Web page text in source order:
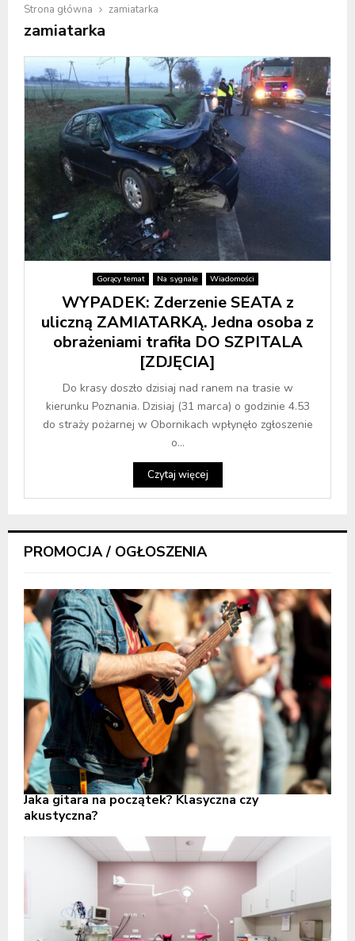
Strona główna zamiatarka
zamiatarka
Gorący temat Na sygnale Wiadomości
WYPADEK: Zderzenie SEATA z
uliczną ZAMIATARKĄ. Jedna osoba z
obrażeniami trafiła DO SZPITALA
[ZDJĘCIA]
Do krasy doszło dzisiaj nad ranem na trasie w
kierunku Poznania. Dzisiaj (31 marca) o godzinie 4.53
do straży pożarnej w Obornikach wpłynęło zgłoszenie
o...
Czytaj więcej
PROMOCJA / OGŁOSZENIA
Jaka gitara na początek? Klasyczna czy
akustyczna?